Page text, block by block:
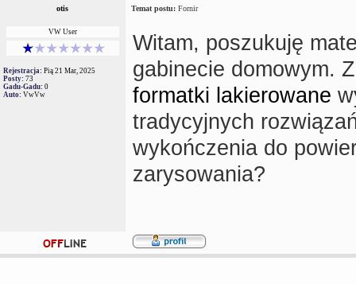
otis Temat postu: Fornir
VW User
Rejestracja: Pią 21 Mar, 2025
Posty: 73
Gadu-Gadu: 0
Auto: VwVw
Witam, poszukuję
gabinecie domowym.
formatki lakierowane
tradycyjnych
wykończenia do
zarysowania?